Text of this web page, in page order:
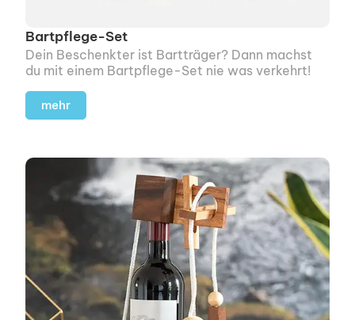
Bartpflege-Set
Dein Beschenkter ist Bartträger? Dann machst
du mit einem Bartpflege-Set nie was verkehrt!
mehr